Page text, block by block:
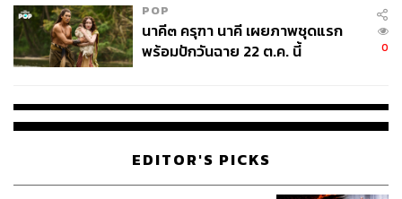
POP
นาคี๓ ครุฑา นาคี เผยภาพชุดแรก
พร้อมปักวันฉาย 22 ต.ค. นี้
0
EDITOR'S PICKS